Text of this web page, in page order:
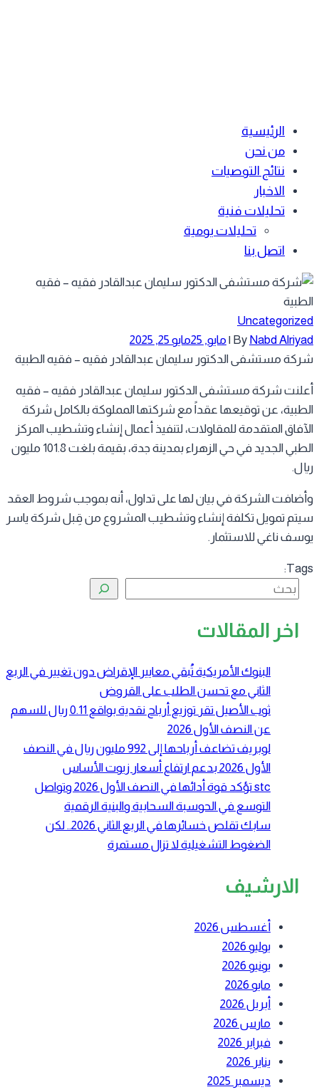
الرئيسية
من نحن
نتائج التوصيات
الاخبار
تحليلات فنية
تحليلات يومية
اتصل بنا
ByNabd
|مايو, 25
مايو 25, 2025
مستشفى الدكتور سليمان عبدالقادر فقيه – فقيه الطبية
شركة مستشفى الدكتور سليمان عبدالقادر فقيه – فقيه
عن توقيعها عقداً مع شركتها المملوكة بالكامل شركة
المتقدمة للمقاولات، لتنفيذ أعمال إنشاء وتشطيب المركز
الطبي الجديد في حي الزهراء بمدينة جدة، بقيمة بلغت 101.8 مليون
الشركة في بيان لها على تداول، أنه بموجب شروط العقد
تمويل تكلفة إنشاء وتشطيب المشروع من قِبل شركة ياسر
ناغي للاستثمار.
البحث
اخر المقالات
البنوك الأمريكية تُبقي معايير الإقراض دون تغيير في الربع
الثاني مع تحسن الطلب على القروض
ثوب الأصيل تقر توزيع أرباح نقدية بواقع 0.11 ريال للسهم
عن النصف الأول 2026
لوبريف تضاعف أرباحها إلى 992 مليون ريال في النصف
الأول 2026 بدعم ارتفاع أسعار زيوت الأساس
stc تؤكد قوة أدائها في النصف الأول 2026 وتواصل
التوسع في الحوسبة السحابية والبنية الرقمية
سابك تقلص خسائرها في الربع الثاني 2026.. لكن
الضغوط التشغيلية لا تزال مستمرة
الارشيف
أغسطس 2026
يوليو 2026
يونيو 2026
مايو 2026
أبريل 2026
مارس 2026
فبراير 2026
يناير 2026
ديسمبر 2025